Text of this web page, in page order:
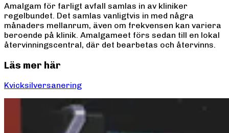
Amalgam för farligt avfall samlas in av kliniker
regelbundet. Det samlas vanligtvis in med några
månaders mellanrum, även om frekvensen kan variera
beroende på klinik. Amalgameet förs sedan till en lokal
återvinningscentral, där det bearbetas och återvinns.
Läs mer här
Kvicksilversanering